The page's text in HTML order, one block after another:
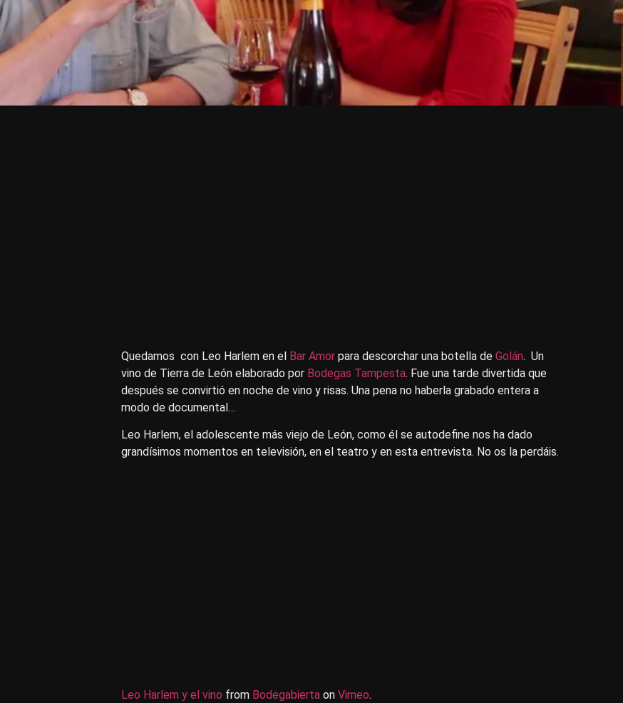
Quedamos con Leo Harlem en el Bar Amor para descorchar una botella de Golán. Un
vino de Tierra de León elaborado por Bodegas Tampesta. Fue una tarde divertida que
después se convirtió en noche de vino y risas. Una pena no haberla grabado entera a
modo de documental…
Leo Harlem, el adolescente más viejo de León, como él se autodefine nos ha dado
grandísimos momentos en televisión, en el teatro y en esta entrevista. No os la perdáis.
Leo Harlem y el vino from Bodegabierta on Vimeo.